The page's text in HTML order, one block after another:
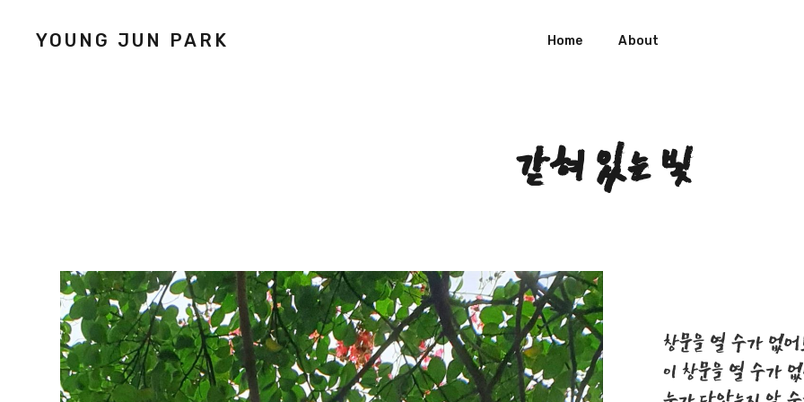
YOUNG JUN PARK Home About
갇혀 있는 빛
창문을 열 수가 없어
이 창문을 열 수가